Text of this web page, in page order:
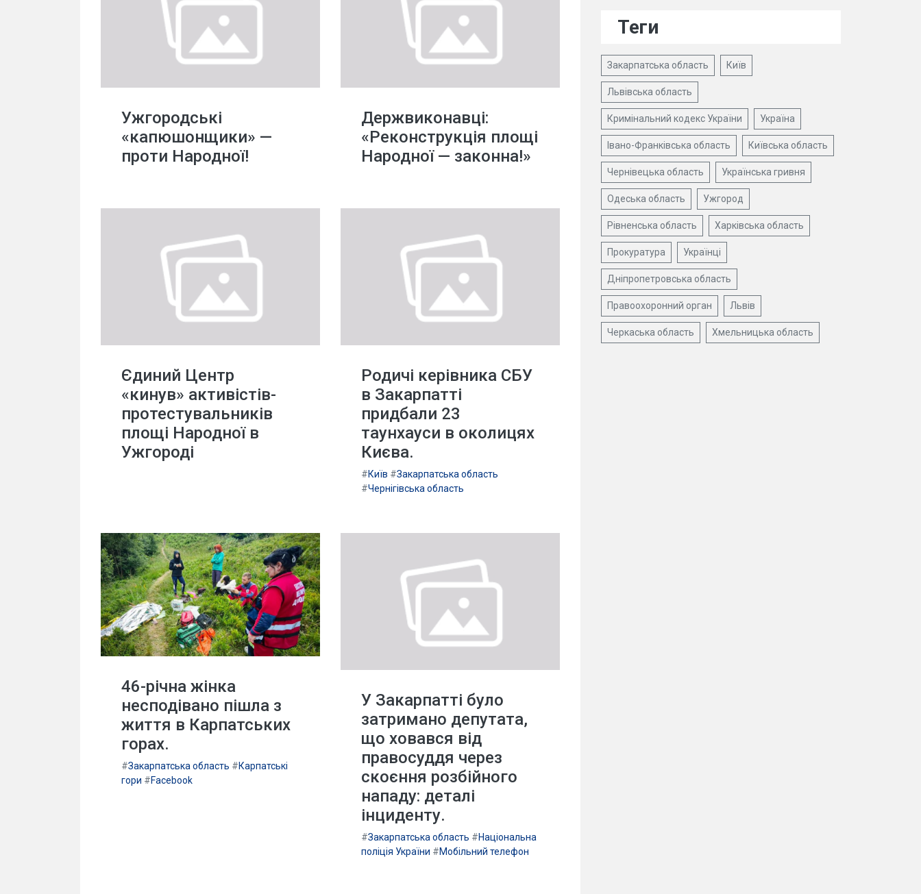
Ужгородські
«капюшонщики» —
проти Народної!
Держвиконавці:
«Реконструкція площі
Народної — законна!»
Єдиний Центр
«кинув» активістів-
протестувальників
площі Народної в
Ужгороді
Родичі керівника СБУ
в Закарпатті
придбали 23
таунхауси в околицях
Києва.
#Київ #Закарпатська область
#Чернігівська область
46-річна жінка
несподівано пішла з
життя в Карпатських
горах.
#Закарпатська область #Карпатські
гори #Facebook
У Закарпатті було
затримано депутата,
що ховався від
правосуддя через
скоєння розбійного
нападу: деталі
інциденту.
#Закарпатська область #Національна
поліція України #Мобільний телефон
Теги
Закарпатська область Київ
Львівська область
Кримінальний кодекс України Україна
Івано-Франківська область Київська область
Чернівецька область Українська гривня
Одеська область Ужгород
Рівненська область Харківська область
Прокуратура Українці
Дніпропетровська область
Правоохоронний орган Львів
Черкаська область Хмельницька область